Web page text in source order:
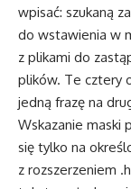
wpisać: szukaną
do wstawienia w
z plikami do
plików. Te cztery
jedną frazę na
Wskazanie maski
się tylko na
z rozszerzeniem